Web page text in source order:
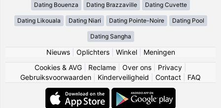
Dating Bouenza Dating Brazzaville Dating Cuvette
Dating Likouala Dating Niari Dating Pointe-Noire Dating Pool
Dating Sangha
Nieuws| Oplichters| Winkel| Meningen
Cookies & AVG
Reclame Over ons Privacy
Gebruiksvoorwaarden
Kinderveiligheid Contact FAQ